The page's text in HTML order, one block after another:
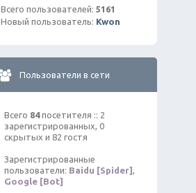
Всего пользователей: 5161
Новый пользователь: Kwon
Пользователи в сети
Всего 84посетителя :: 2
зарегистрированных, 0
скрытых и 82 гостя
Зарегистрированные
пользователи: Baidu [Spider] ,
Google [Bot]